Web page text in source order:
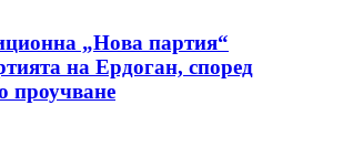
„Нова партия“
на Ердоган, според
проучване